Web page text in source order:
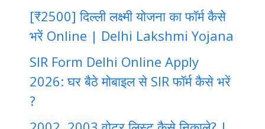
[₹2500] दिल्ली लक्ष्मी योजना का फॉर्म कैसे
भरें Online | Delhi Lakshmi Yojana
SIR Form Delhi Online Apply
2026: घर बैठे मोबाइल से SIR फॉर्म कैसे भरें
?